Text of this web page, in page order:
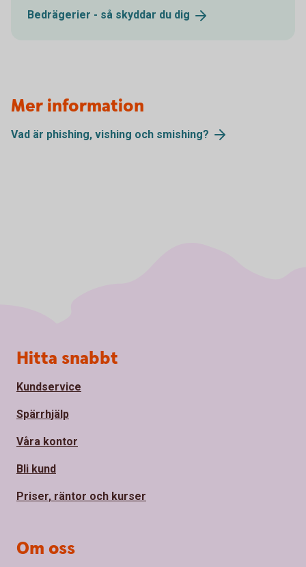
Bedrägerier - så skyddar du dig
Mer information
Vad är phishing, vishing och smishing?
Sidfot
Hitta snabbt
Kundservice
Spärrhjälp
Våra kontor
Bli kund
Priser, räntor och kurser
Om oss